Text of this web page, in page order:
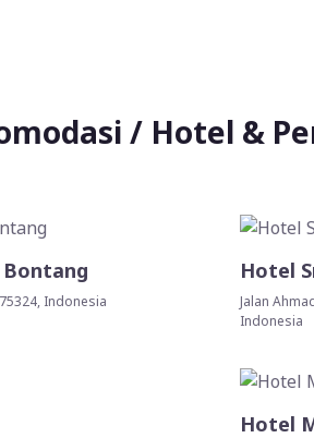
/ Hotel &
Bontang
Indonesia
Hotel
Jalan
Indonesia
Hotel